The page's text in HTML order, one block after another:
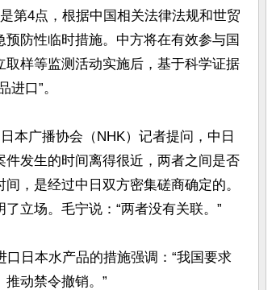
第4点，根据中国相关法律法规和世贸
防性临时措施。中方将在有效参与国
样等监测活动实施后，基于科学证据
口”。
本广播协会（NHK）记者提问，中日
发生的时间离得很近，两者之间是否
，是经过中日双方密集磋商确定的。
立场。毛宁说：“两者没有关联。”
日本水产品的措施强调：“我国要求
动禁令撤销。”